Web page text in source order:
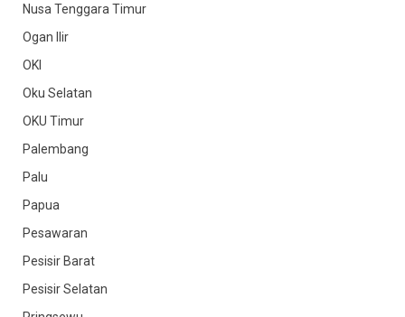
Nusa Tenggara Timur
Ogan Ilir
OKI
Oku Selatan
OKU Timur
Palembang
Palu
Papua
Pesawaran
Pesisir Barat
Pesisir Selatan